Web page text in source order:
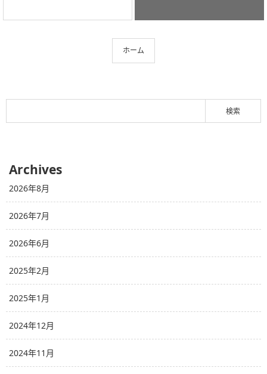
ホーム
Archives
2026年8月
2026年7月
2026年6月
2025年2月
2025年1月
2024年12月
2024年11月